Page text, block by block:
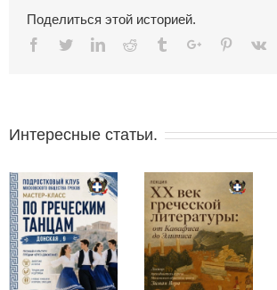
Поделиться этой историей.
Facebook
TwitterLinkedinReddit TumblrGoogle+Pinterest
Vk
Интересные статьи.